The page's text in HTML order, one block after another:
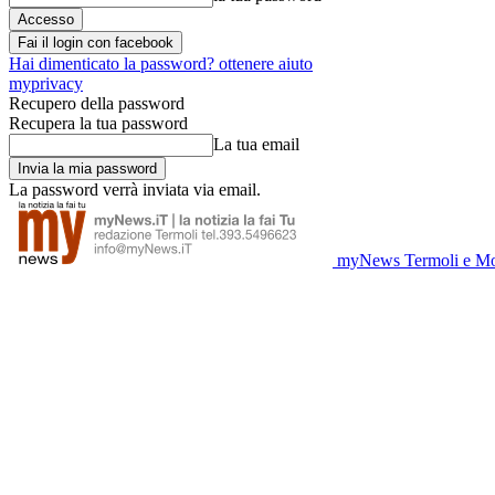
Fai il login con facebook
Hai dimenticato la password? ottenere aiuto
myprivacy
Recupero della password
Recupera la tua password
La tua email
La password verrà inviata via email.
myNews Termoli e